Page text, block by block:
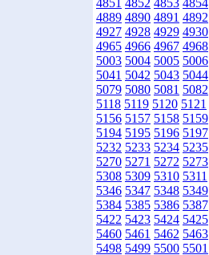
4851 4852 4853 4854
4889 4890 4891 4892
4927 4928 4929 4930
4965 4966 4967 4968
5003 5004 5005 5006
5041 5042 5043 5044
5079 5080 5081 5082
5118 5119 5120 5121
5156 5157 5158 5159
5194 5195 5196 5197
5232 5233 5234 5235
5270 5271 5272 5273
5308 5309 5310 5311
5346 5347 5348 5349
5384 5385 5386 5387
5422 5423 5424 5425
5460 5461 5462 5463
5498 5499 5500 5501